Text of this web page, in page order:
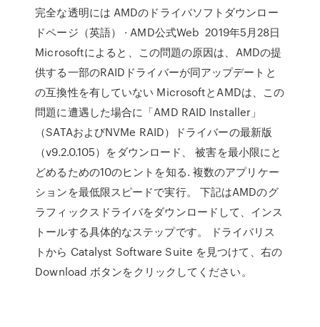
完全な透明には AMDのドライバソフトダウンロー
ドページ（英語） · AMD公式Web 2019年5月28日
Microsoftによると、この問題の原因は、AMDの提
供する一部のRAIDドライバーが同アップデートと
の互換性を有していない MicrosoftとAMDは、この
問題に遭遇した場合に「AMD RAID Installer」
（SATAおよびNVMe RAID）ドライバーの最新版
（v9.2.0.105）をダウンロード、 被害を最小限にと
どめるための10のヒントを知る. 複数のアプリケー
ションを最低限スピードで実行。 下記はAMDのグ
ラフィックスドライバをダウンロードして、インス
トールする具体的なステップです。 ドライバリス
トから Catalyst Software Suite を見つけて、右の
Download ボタンをクリックしてください。